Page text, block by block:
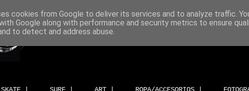
cookies from Google to deliver its services and to analyze traffic.
Google along with performance and security metrics to ensure
to detect and address abuse.